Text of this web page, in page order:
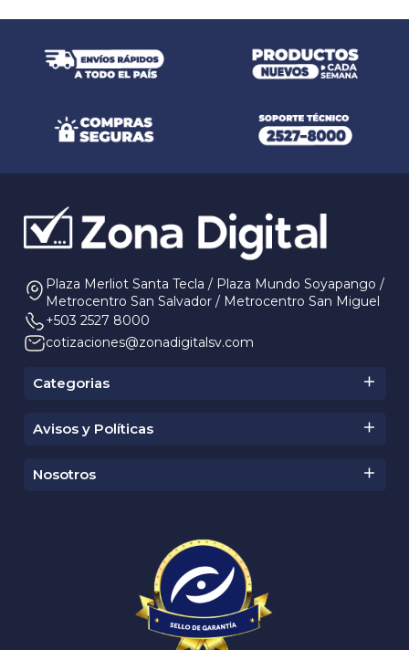
Plaza Merliot Santa Tecla / Plaza Mundo Soyapango /
Metrocentro San Salvador / Metrocentro San Miguel
+503 2527 8000
cotizaciones@zonadigitalsv.com
Categorias
Zona Computo
Zona Electrónica
Avisos y Políticas
Aviso de Marca
Términos y Condiciones
Nosotros